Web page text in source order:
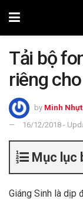
Tải bộ
riêng
by Minh Nhựt
16/12/2018 -
Mục lục
Giáng Sinh là dịp